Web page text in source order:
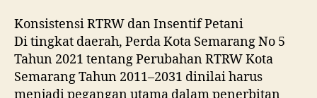
Konsistensi RTRW dan Insentif Petani
Di tingkat daerah, Perda Kota Semarang No 5
Tahun 2021 tentang Perubahan RTRW Kota
Semarang Tahun 2011–2031 dinilai harus
menjadi pegangan utama dalam penerbitan